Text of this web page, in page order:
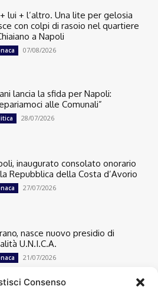
Consenso
lui + l’altro. Una lite per gelosia
con colpi di rasoio nel quartiere
a Napoli
07/08/2026
lancia la sfida per Napoli:
alle Comunali”
28/07/2026
inaugurato consolato onorario
Repubblica della Costa d’Avorio
27/07/2026
nasce nuovo presidio di
U.N.I.C.A.
21/07/2026